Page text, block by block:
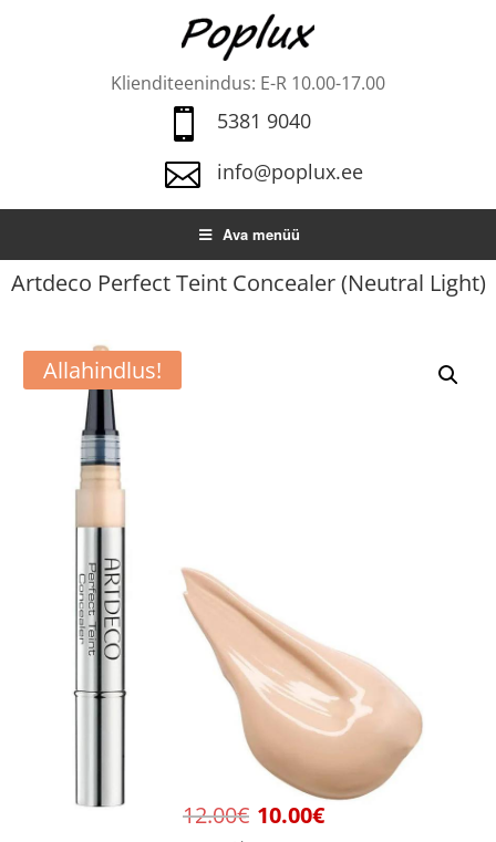
Klienditeenindus: E-R 10.00-17.00
 5381 9040
 info@poplux.ee
Ava menüü
Artdeco Perfect Teint Concealer (Neutral Light)
Allahindlus!
12.00€ Algne
10.00€Current